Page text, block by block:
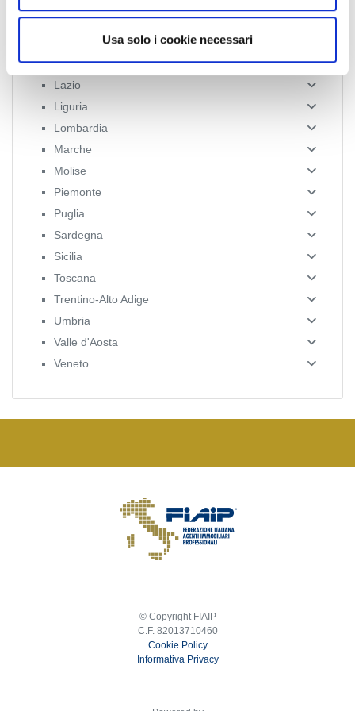
Usa solo i cookie necessari
Campania
Emilia Romagna
Friuli-Venezia Giulia
Lazio
Liguria
Lombardia
Marche
Molise
Piemonte
Puglia
Sardegna
Sicilia
Toscana
Trentino-Alto Adige
Umbria
Valle d'Aosta
Veneto
© Copyright FIAIP
C.F. 82013710460
Cookie Policy
Informativa Privacy